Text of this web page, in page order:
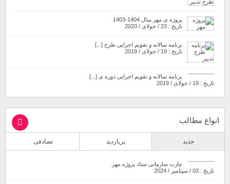
پروژه ی مهر سال 1404-1403
تاریخ : 23 / جولای / 2020
برنامه سالانه و تقویم اجرایی طرح [...]
تاریخ : 19 / جولای / 2019
برنامه سالانه و تقویم اجرایی دوره ی [...]
تاریخ : 19 / جولای / 2019
انواع مطالب
جدید پربازدید تصادفی
چارت سازمانی ستاد پروژه مهر
تاریخ : 03 / سپتامبر / 2024